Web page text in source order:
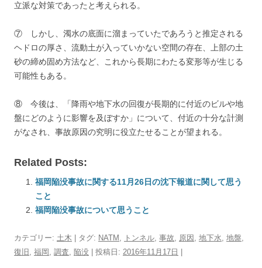
立派な対策であったと考えられる。
⑦ しかし、濁水の底面に溜まっていたであろうと推定される
ヘドロの厚さ、流動土が入っていかない空間の存在、上部の土
砂の締め固め方法など、これから長期にわたる変形等が生じる
可能性もある。
⑧ 今後は、「降雨や地下水の回復が長期的に付近のビルや地
盤にどのように影響を及ぼすか」について、付近の十分な計測
がなされ、事故原因の究明に役立たせることが望まれる。
Related Posts:
福岡陥没事故に関する11月26日の沈下報道に関して思う
こと
福岡陥没事故について思うこと
カテゴリー: 土木 | タグ: NATM , トンネル, 事故, 原因 , 地下水, 地盤,
復旧 , 福岡 , 調査, 陥没 | 投稿日: 2016年11月17日